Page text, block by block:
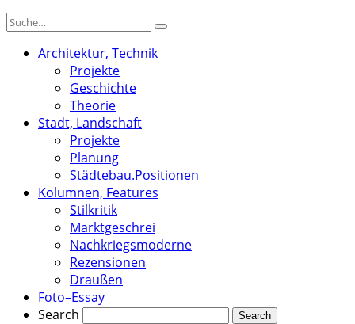
Architektur, Technik
Projekte
Geschichte
Theorie
Stadt, Landschaft
Projekte
Planung
Städtebau.Positionen
Kolumnen, Features
Stilkritik
Marktgeschrei
Nachkriegsmoderne
Rezensionen
Draußen
Foto–Essay
Search